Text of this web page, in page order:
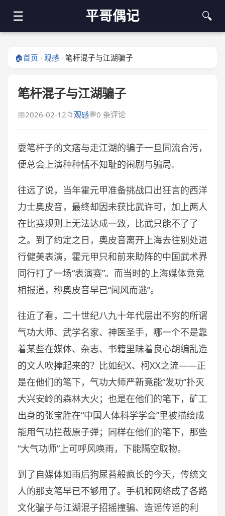
☰ 平哥偶记 🔍
🏠首页 › 观感 › 笔杆混子与江湖骗子
笔杆混子与江湖骗子
📅2026-02-12 📁观感💬0 条评论
耍笔杆子的文痞与走江湖的骗子一旦同流合污，
便总会上演种种恬不知耻的闹剧与骗局。
往远了说，当年霍元甲准备挑战口出狂言的西洋
力士奥皮音，最终却因未获比武许可，加上两人
在比赛规则上无法达成一致，比武只能不了了
之。到了约定之日，奥皮音离开上海去往别处进
行健美表演，霍元甲只和前来助阵的中国武术界
同行打了一场“表演赛”。而当时的上海媒体竟竞
相报道，称奥皮音早已“闻风而逃”。
往近了看，二十世纪八九十年代层出不穷的所谓
气功大师、武学名家、神医圣手，哪一个不是靠
着某些在媒体、杂志、书籍里昧着良心胡编乱造
的文人吹捧起来的？比如纪X、柯XX之流——正
是在他们的笔下，气功大师严新竟能“发功”扑灭
大兴安岭的森林大火；也是在他们的笔下，矿工
出身的张宝胜在“中国人体科学学会”里被描绘成
能用气功拦截原子弹；同样在他们的笔下，那些
“大气功师”上可呼风唤雨，下能隔空取物。
到了自媒体如雨后狗尿苔般疯长的今天，传统文
人的那支笔早已不够用了。手机和网络成了各路
文化骗子与江湖混子招摇撞骗、造谣传谣的利